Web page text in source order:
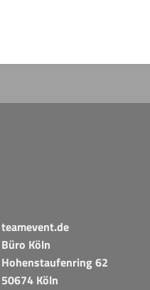
teamevent.de
Büro Köln
Hohenstaufenring 62
50674 Köln